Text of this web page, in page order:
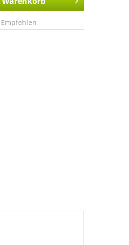
Empfehlen